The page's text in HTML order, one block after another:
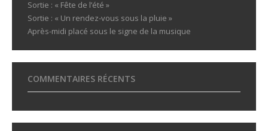
Sortie : « Fête de l’été »
Sortie : « Un rendez-vous sous la pluie »
Après-midi placé sous le signe de la musique
COMMENTAIRES RÉCENTS